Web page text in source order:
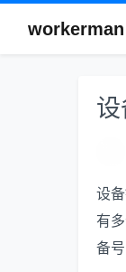
workerman
设
有
备号